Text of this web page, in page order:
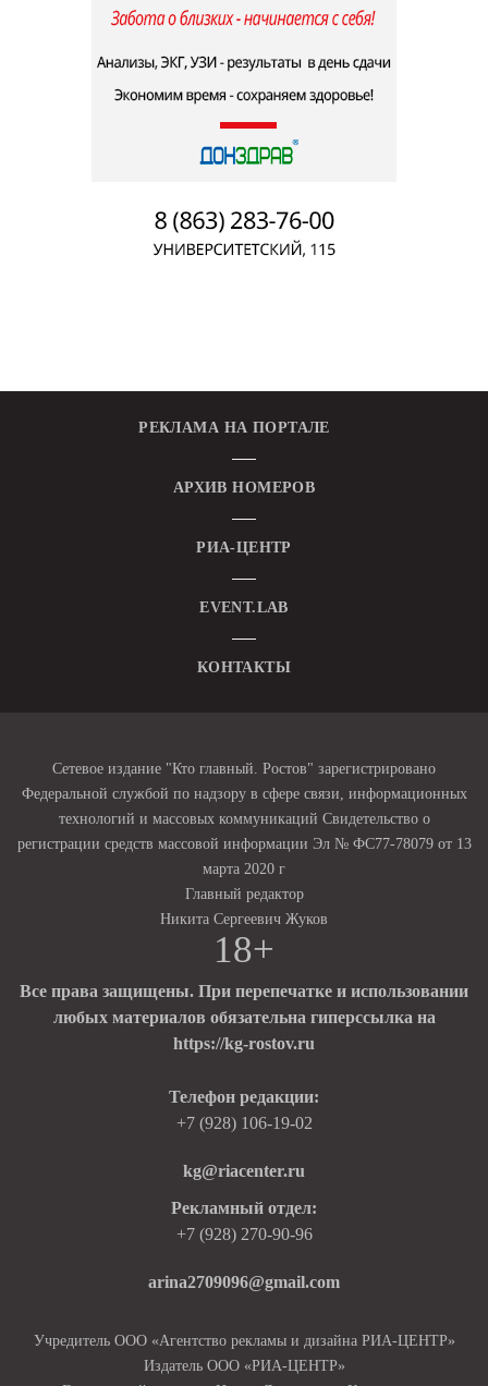
РЕКЛАМА НА ПОРТАЛЕ
АРХИВ НОМЕРОВ
РИА-ЦЕНТР
EVENT.LAB
КОНТАКТЫ
Сетевое издание "Кто главный. Ростов" зарегистрировано
Федеральной службой по надзору в сфере связи, информационных
технологий и массовых коммуникаций Свидетельство о
регистрации средств массовой информации Эл № ФС77-78079 от 13
марта 2020 г
Главный редактор
Никита Сергеевич Жуков
18+
Все права защищены. При перепечатке и использовании
любых материалов обязательна гиперссылка на
https://kg-rostov.ru
Телефон редакции:
+7 (928) 106-19-02
kg@riacenter.ru
Рекламный отдел:
+7 (928) 270-90-96
arina2709096@gmail.com
Учредитель ООО «Агентство рекламы и дизайна РИА-ЦЕНТР»
Издатель ООО «РИА-ЦЕНТР»